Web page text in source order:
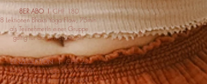
8ER ABO ICHF 180
8 Lektionen Bhakti Yoga Flow, 75min
als TeilnehmerIn einer Gruppe
gültig für das jeweilige Jahr
EINZELLEKTION I
CHF 25
1 Lektion Bhakti Yoga Flow, 75min
als TeilnehmerIn einer Gruppe